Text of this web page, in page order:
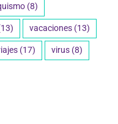
(8)
vacaciones (13)
(17) virus (8)